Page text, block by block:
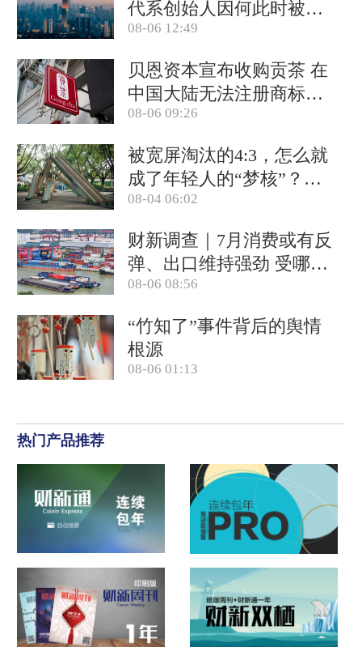
代系创始人因何此时被清
算
08-06 12:49
贝恩资本宣布收购贡茶 在
中国大陆无法注册商标后
退出市场
08-06 09:26
被宽屏淘汰的4:3，怎么就
成了年轻人的“梦核”？｜
热点
08-04 06:02
财新调查｜7月消费或有反
弹、出口维持强劲 受哪些
因素带动？
08-06 08:56
“竹知了”事件背后的舆情
根源
08-06 01:13
热门产品推荐